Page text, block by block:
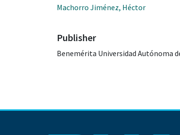
Machorro Jiménez, Héctor
Publisher
Benemérita Universidad Autónoma